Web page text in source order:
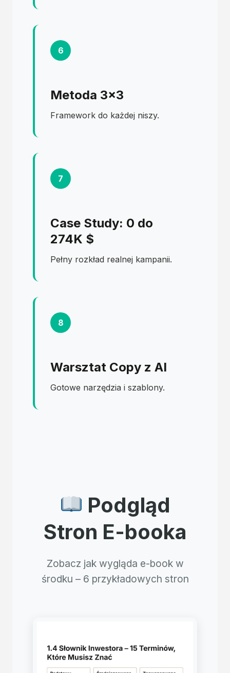
6
Metoda 3×3
Framework do każdej niszy.
7
Case Study: 0 do
274K $
Pełny rozkład realnej kampanii.
8
Warsztat Copy z AI
Gotowe narzędzia i szablony.
Podgląd
Stron E-booka
Zobacz jak wygląda e-book w
środku – 6 przykładowych stron